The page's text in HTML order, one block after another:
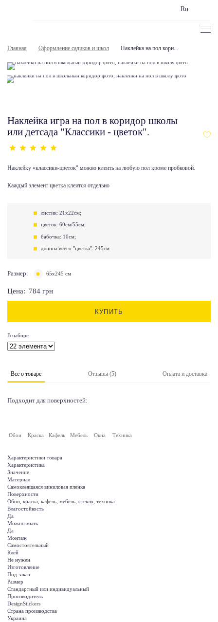
Ru
Главная Оформление садиков и школ Наклейка на пол кори...
Наклейка игра на пол в коридор школы
или детсада "Классики - цветок".
Наклейку «классики-цветок" можно клеить на любую пол кроме пробковой.
Каждый элемент цветка клеится отдельно
листик: 21х22см;
цветок: 60см/55см;
бабочка: 10см;
длинна всего "цветка": 245см
Размер: 65х245 см
Цена: 784 грн
КУПИТЬ
В наборе
Все о товаре Отзывы (5) Оплата и доставка
Подходит для поверхностей:
Обои Краска Кафель Мебель Окна Техника
Характеристики товара
Характеристика
Значение
Материал
Самоклеящаяся виниловая пленка
Поверхности
Обои, краска, кафель, мебель, стекло, техника
Влагостойкость
Да
Можно мыть
Да
Монтаж
Самостоятельный
Клей
Не нужен
Изготовление
Под заказ
Размер
Стандартный или индивидуальный
Производитель
DesignStickers
Страна производства
Украина